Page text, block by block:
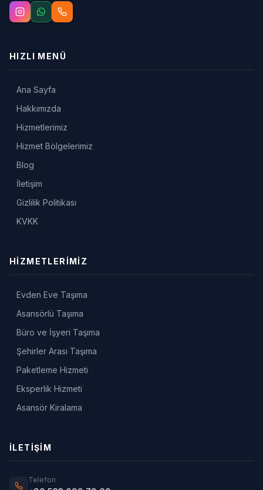
HIZLI MENÜ
Ana Sayfa
Hakkımızda
Hizmetlerimiz
Hizmet Bölgelerimiz
Blog
İletişim
Gizlilik Politikası
KVKK
HIZMETLERIMIZ
Evden Eve Taşıma
Asansörlü Taşıma
Büro ve İşyeri Taşıma
Şehirler Arası Taşıma
Paketleme Hizmeti
Eksperlik Hizmeti
Asansör Kiralama
İLETIŞIM
Telefon